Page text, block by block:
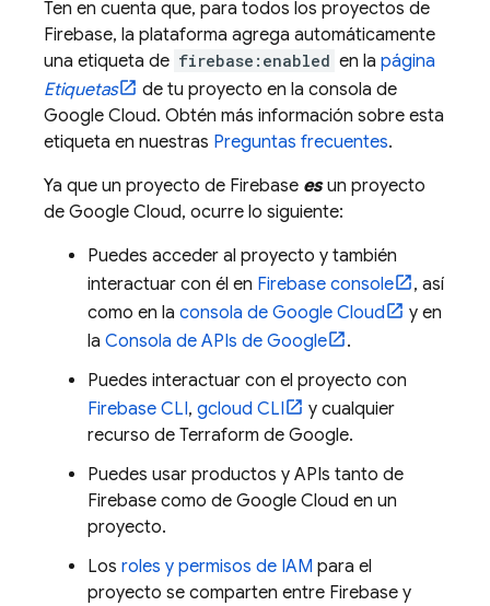
Ten en cuenta que, para todos los proyectos de
Firebase, la plataforma agrega automáticamente
una etiqueta de firebase:enabled en la página
Etiquetas
de tu proyecto en la consola de
Google Cloud. Obtén más información sobre esta
etiqueta en nuestras Preguntas frecuentes.
Ya que un proyecto de Firebase esun proyecto
de Google Cloud, ocurre lo siguiente:
Puedes acceder al proyecto y también
interactuar con él en Firebase console
, así
como en la consola de Google Cloud
y en
la Consola de APIs de Google
.
Puedes interactuar con el proyecto con
Firebase CLI, gcloud CLI
y cualquier
recurso de Terraform de Google.
Puedes usar productos y APIs tanto de
Firebase como de Google Cloud en un
proyecto.
Los roles y permisos de IAM para el
proyecto se comparten entre Firebase y